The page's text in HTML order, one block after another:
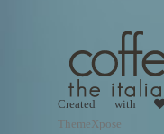
Created with
ThemeXpose